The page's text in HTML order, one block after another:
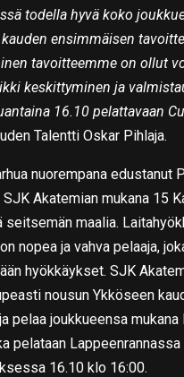
todella hyvä koko
ensimmäisen
tavoitteemme on ollut
keskittyminen ja
16.10 pelattavaan
Talentti Oskar Pihlaja.
nuorempana edustanut
Akatemian mukana 15
maalia.
nopea ja vahva pelaaja,
hyökkäykset. SJK
nousun Ykköseen
pelaa joukkueensa mukana
pelataan
16.10 klo 16:00.